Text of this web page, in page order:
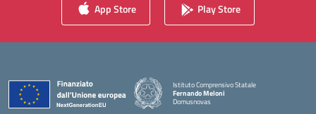
App Store Play Store
Istituto Comprensivo Statale
Fernando Meloni
Domusnovas